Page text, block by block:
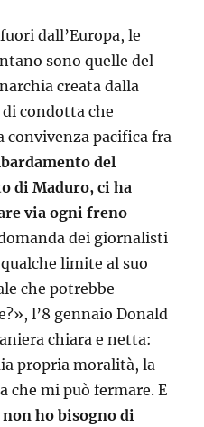
dall’Europa, le
sono quelle del
creata dalla
condotta che
convivenza pacifica fra
del
di Maduro, ci ha
via ogni freno
dei giornalisti
qualche limite al suo
che potrebbe
l’8 gennaio Donald
chiara e netta:
propria moralità, la
che mi può fermare. E
ho bisogno di